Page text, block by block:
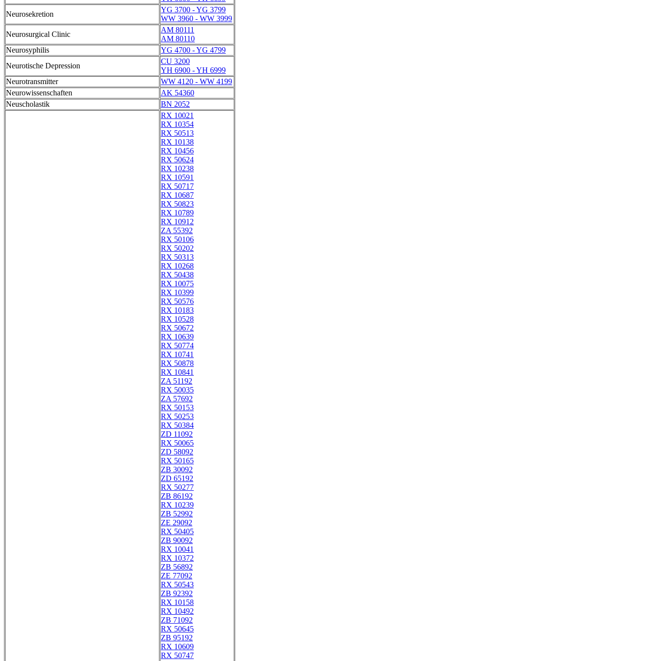
Neurosekretion
YG 3700 - YG 3799
WW 3960 - WW 3999
Neurosurgical Clinic
AM 80111
AM 80110
Neurosyphilis
YG 4700 - YG 4799
Neurotische Depression
CU 3200
YH 6900 - YH 6999
Neurotransmitter
WW 4120 - WW 4199
Neurowissenschaften
AK 54360
Neuscholastik
BN 2052
RX 10021
RX 10354
RX 50513
RX 10138
RX 10456
RX 50624
RX 10238
RX 10591
RX 50717
RX 10687
RX 50823
RX 10789
RX 10912
ZA 55392
RX 50106
RX 50202
RX 50313
RX 10268
RX 50438
RX 10075
RX 10399
RX 50576
RX 10183
RX 10528
RX 50672
RX 10639
RX 50774
RX 10741
RX 50878
RX 10841
ZA 51192
RX 50035
ZA 57692
RX 50153
RX 50253
RX 50384
ZD 11092
RX 50065
ZD 58092
RX 50165
ZB 30092
ZD 65192
RX 50277
ZB 86192
RX 10239
ZB 52992
ZE 29092
RX 50405
ZB 90092
RX 10041
RX 10372
ZB 56892
ZE 77092
RX 50543
ZB 92392
RX 10158
RX 10492
ZB 71092
RX 50645
ZB 95192
RX 10609
RX 50747